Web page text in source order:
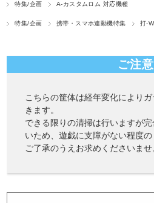
特集/企画 A-カスタムロム 対応機種
特集/企画 携帯・スマホ連動機特集 打-
ご注意
こちらの筐体は経年変化により
きます。
できる限りの清掃は行いますが
いため、遊戯に支障がない程度の
ご了承のうえお求めくださいませ